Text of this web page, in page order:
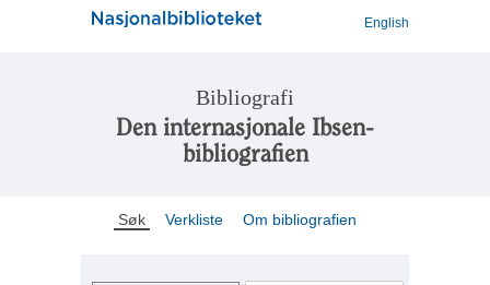
English
Bibliografi
Den internasjonale Ibsen-
bibliografien
Søk Verkliste Om bibliografien